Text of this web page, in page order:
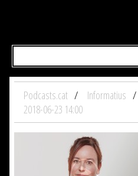
Podcasts.cat Informatius
2018-06-23 14:00